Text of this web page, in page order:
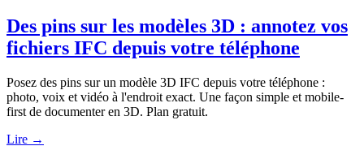
Des pins sur les modèles 3D : annotez vos
fichiers IFC depuis votre téléphone
Posez des pins sur un modèle 3D IFC depuis votre téléphone :
photo, voix et vidéo à l'endroit exact. Une façon simple et mobile-
first de documenter en 3D. Plan gratuit.
Lire →